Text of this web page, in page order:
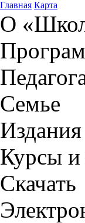
Главная Карта
О
Семье
Издания
Курсы
Скачать